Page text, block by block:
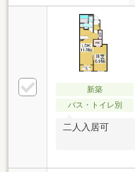
新築
バス・トイレ別
二人入居可